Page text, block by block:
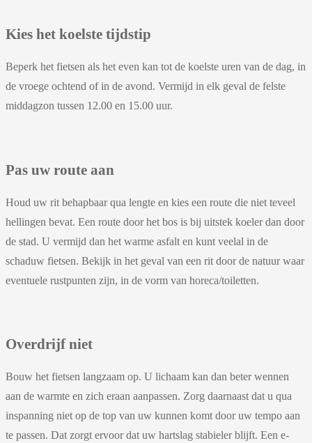
Kies het koelste tijdstip
Beperk het fietsen als het even kan tot de koelste uren van de dag, in
de vroege ochtend of in de avond. Vermijd in elk geval de felste
middagzon tussen 12.00 en 15.00 uur.
Pas uw route aan
Houd uw rit behapbaar qua lengte en kies een route die niet teveel
hellingen bevat. Een route door het bos is bij uitstek koeler dan door
de stad. U vermijd dan het warme asfalt en kunt veelal in de
schaduw fietsen. Bekijk in het geval van een rit door de natuur waar
eventuele rustpunten zijn, in de vorm van horeca/toiletten.
Overdrijf niet
Bouw het fietsen langzaam op. U lichaam kan dan beter wennen
aan de warmte en zich eraan aanpassen. Zorg daarnaast dat u qua
inspanning niet op de top van uw kunnen komt door uw tempo aan
te passen. Dat zorgt ervoor dat uw hartslag stabieler blijft. Een e-